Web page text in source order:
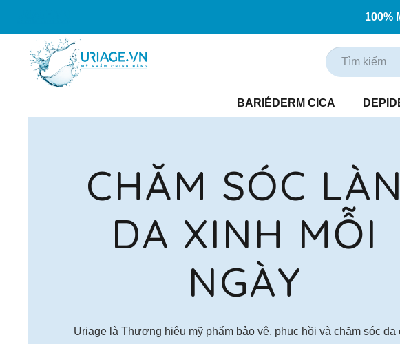
100%
BARIÉDERM CICA
CHĂM SÓC LÀN
DA XINH MỖI
NGÀY
Uriage là Thương hiệu mỹ phẩm bảo vệ, phục hồi và chăm sóc da